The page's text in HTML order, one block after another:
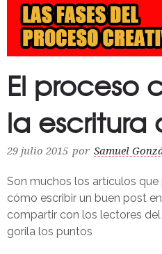
El proceso
la escritura
29 julio 2015 por Samuel
Son muchos los artículos
cómo escribir un buen post
compartir con los lectores
gorila los puntos